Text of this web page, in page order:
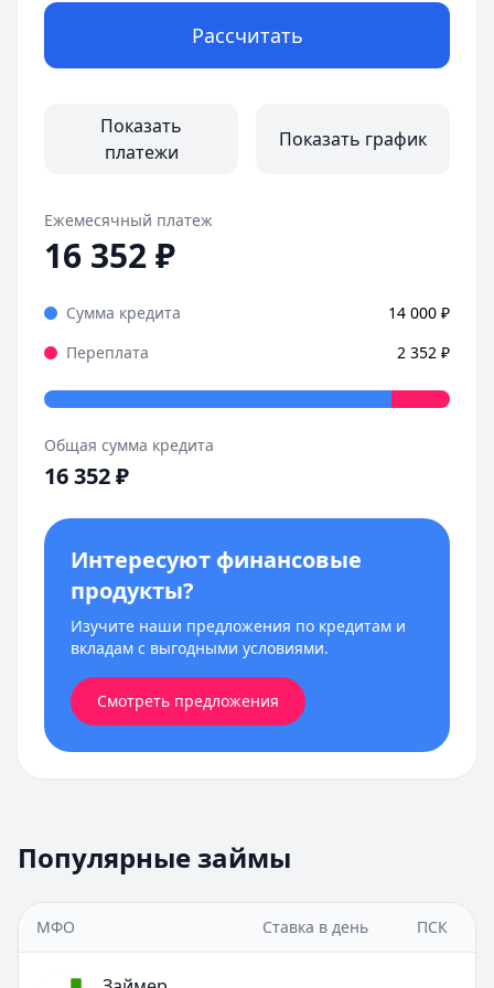
Рассчитать
Показать
платежи
Показать график
Ежемесячный платеж
16 352₽
Сумма кредита 14 000 ₽
Переплата
2 352 ₽
Общая сумма кредита
16 352₽
Интересуют финансовые
продукты?
Изучите наши предложения по кредитам и
вкладам с выгодными условиями.
Смотреть предложения
Популярные займы
МФО Ставка в день ПСК